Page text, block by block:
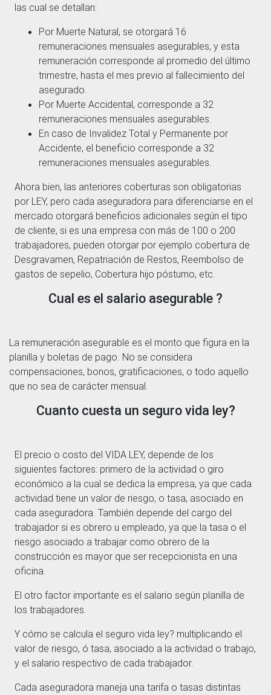
las cual se detallan:
Por Muerte Natural, se otorgará 16
remuneraciones mensuales asegurables, y esta
remuneración corresponde al promedio del último
trimestre, hasta el mes previo al fallecimiento del
asegurado.
Por Muerte Accidental, corresponde a 32
remuneraciones mensuales asegurables.
En caso de Invalidez Total y Permanente por
Accidente, el beneficio corresponde a 32
remuneraciones mensuales asegurables.
Ahora bien, las anteriores coberturas son obligatorias
por LEY, pero cada aseguradora para diferenciarse en el
mercado otorgará beneficios adicionales según el tipo
de cliente, si es una empresa con más de 100 o 200
trabajadores, pueden otorgar por ejemplo cobertura de
Desgravamen, Repatriación de Restos, Reembolso de
gastos de sepelio, Cobertura hijo póstumo, etc.
Cual es el salario asegurable ?
La remuneración asegurable es el monto que figura en la
planilla y boletas de pago. No se considera
compensaciones, bonos, gratificaciones, o todo aquello
que no sea de carácter mensual.
Cuanto cuesta un seguro vida ley?
El precio o costo del VIDA LEY, depende de los
siguientes factores: primero de la actividad o giro
económico a la cual se dedica la empresa, ya que cada
actividad tiene un valor de riesgo, o tasa, asociado en
cada aseguradora. También depende del cargo del
trabajador si es obrero u empleado, ya que la tasa o el
riesgo asociado a trabajar como obrero de la
construcción es mayor que ser recepcionista en una
oficina.
El otro factor importante es el salario según planilla de
los trabajadores.
Y cómo se calcula el seguro vida ley? multiplicando el
valor de riesgo, ó tasa, asociado a la actividad o trabajo,
y el salario respectivo de cada trabajador.
Cada aseguradora maneja una tarifa o tasas distintas